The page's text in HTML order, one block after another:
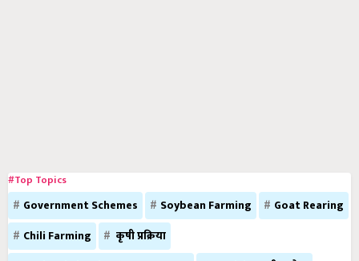
Government Schemes Soybean Farming
Goat Rearing
Chili Farming
कृषी प्रक्रिया
Orchard planting / फळबाग लागवड
Health मानवी आरोग्य